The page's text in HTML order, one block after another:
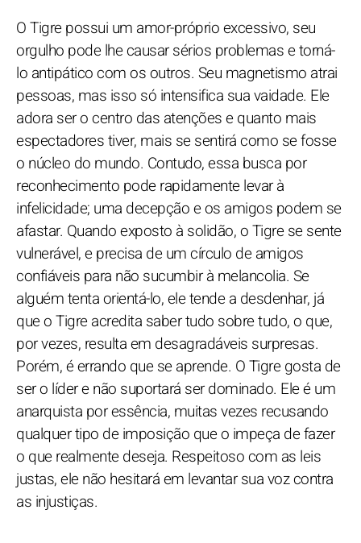
O Tigre possui um amor-próprio excessivo, seu
orgulho pode lhe causar sérios problemas e torná-
lo antipático com os outros. Seu magnetismo atrai
pessoas, mas isso só intensifica sua vaidade. Ele
adora ser o centro das atenções e quanto mais
espectadores tiver, mais se sentirá como se fosse
o núcleo do mundo. Contudo, essa busca por
reconhecimento pode rapidamente levar à
infelicidade; uma decepção e os amigos podem se
afastar. Quando exposto à solidão, o Tigre se sente
vulnerável, e precisa de um círculo de amigos
confiáveis para não sucumbir à melancolia. Se
alguém tenta orientá-lo, ele tende a desdenhar, já
que o Tigre acredita saber tudo sobre tudo, o que,
por vezes, resulta em desagradáveis surpresas.
Porém, é errando que se aprende. O Tigre gosta de
ser o líder e não suportará ser dominado. Ele é um
anarquista por essência, muitas vezes recusando
qualquer tipo de imposição que o impeça de fazer
o que realmente deseja. Respeitoso com as leis
justas, ele não hesitará em levantar sua voz contra
as injustiças.